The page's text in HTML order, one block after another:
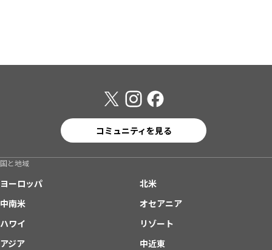
コミュニティを見る
国と地域
ヨーロッパ
北米
中南米
オセアニア
ハワイ
リゾート
アジア
中近東